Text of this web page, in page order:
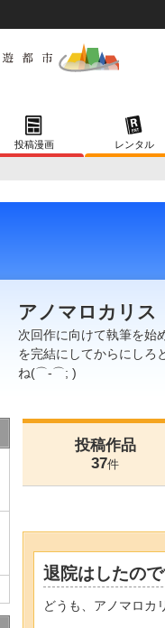
投稿漫画 レンタル
アノマロカリス
次回作に向けて執筆を
を完結にしてからにしろ
ね(⌒-⌒; )
投稿作品
37件
退院はしたの
どうも、アノマロカ